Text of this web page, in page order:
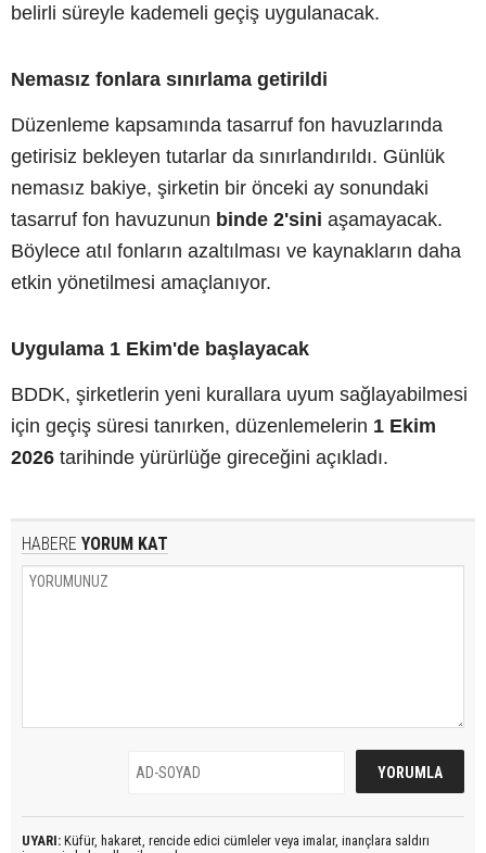
belirli süreyle kademeli geçiş uygulanacak.
Nemasız fonlara sınırlama getirildi
Düzenleme kapsamında tasarruf fon havuzlarında
getirisiz bekleyen tutarlar da sınırlandırıldı. Günlük
nemasız bakiye, şirketin bir önceki ay sonundaki
tasarruf fon havuzunun binde 2'sini aşamayacak.
Böylece atıl fonların azaltılması ve kaynakların daha
etkin yönetilmesi amaçlanıyor.
Uygulama 1 Ekim'de başlayacak
BDDK, şirketlerin yeni kurallara uyum sağlayabilmesi
için geçiş süresi tanırken, düzenlemelerin 1 Ekim
2026 tarihinde yürürlüğe gireceğini açıkladı.
HABERE YORUM KAT
UYARI: Küfür, hakaret, rencide edici cümleler veya imalar, inançlara saldırı